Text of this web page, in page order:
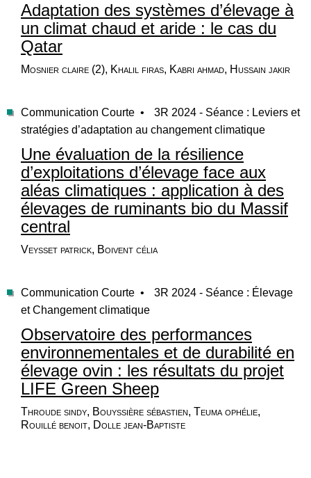
Adaptation des systèmes d’élevage à
un climat chaud et aride : le cas du
Qatar
Mosnier claire (2), Khalil firas, Kabri ahmad, Hussain jakir
Communication Courte •
3R 2024 - Séance : Leviers et
stratégies d’adaptation au changement climatique
Une évaluation de la résilience
d’exploitations d’élevage face aux
aléas climatiques : application à des
élevages de ruminants bio du Massif
central
Veysset patrick, Boivent célia
Communication Courte •
3R 2024 - Séance : Élevage
et Changement climatique
Observatoire des performances
environnementales et de durabilité en
élevage ovin : les résultats du projet
LIFE Green Sheep
Throude sindy, Bouyssière sébastien, Teuma ophélie,
Rouillé benoit, Dolle jean-Baptiste